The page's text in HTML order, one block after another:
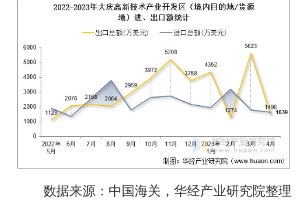
数据来源：中国海关，华经产业研究院整理